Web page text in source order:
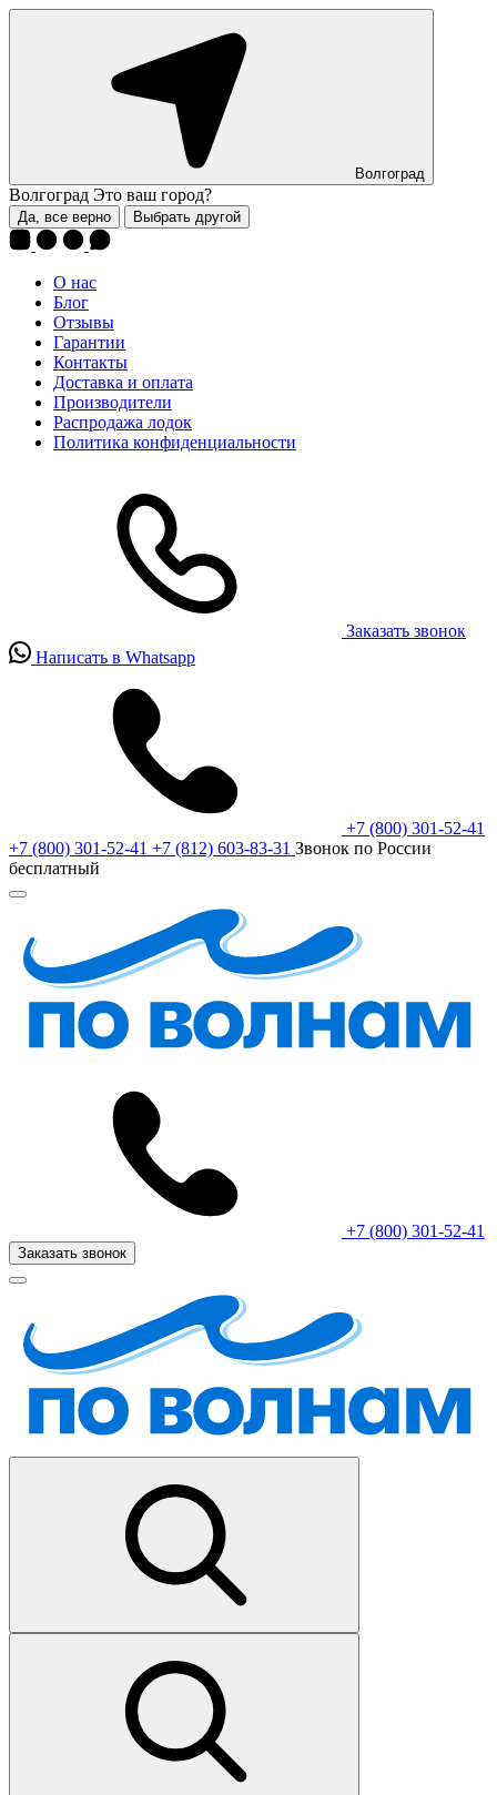
Волгоград
Волгоград Это ваш город?
Да, все верно Выбрать другой
О нас
Блог
Отзывы
Гарантии
Контакты
Доставка и оплата
Производители
Распродажа лодок
Политика конфиденциальности
Заказать звонок
Написать в Whatsapp
+7 (800) 301-52-41
+7 (800) 301-52-41 +7 (812) 603-83-31 Звонок по России
бесплатный
+7 (800) 301-52-41
Заказать звонок